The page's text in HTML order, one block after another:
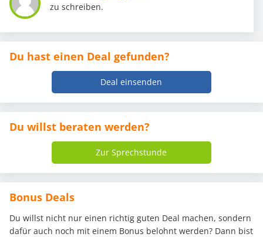
zu schreiben.
Du hast einen Deal gefunden?
Deal einsenden
Du willst beraten werden?
Zur Sprechstunde
Bonus Deals
Du willst nicht nur einen richtig guten Deal machen, sondern
dafür auch noch mit einem Bonus belohnt werden? Dann bist